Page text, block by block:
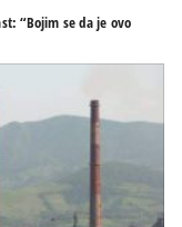
“Bojim se da je ovo